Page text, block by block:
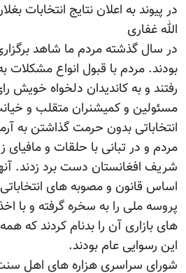
در پیوند به اعلان نتایج انتخابات
الله غفاری
در سال گذشته مردم ما شاهد برگزاری
بودند. مردم با قبول انواع مشکلات
رفتند و به کاندیدان دلخواه خویش
مسئولین و کمیشنران متقلب و
انتخاباتی بدون حرمت گذاشتن به
مردم و در تبانی با حلقات و مافیای
شریف افغانستان دست برد زدند. آنها
اساس قانون و مصوبه های
پروسه ملی را به سخره گرفته و با
های بازاری آن را بدنام کردند که
این رسوایی عام بودند.
شورای سراسری هزاره های اهل سنت